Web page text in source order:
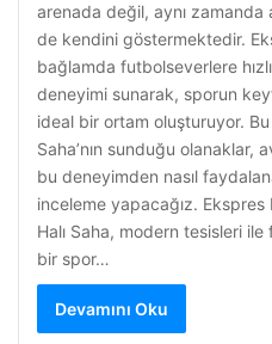
arenada değil, aynı
de kendini göstermektedir.
bağlamda futbolseverlere
deneyimi sunarak, sporun
ideal bir ortam oluşturuyor.
Saha’nın sunduğu olanaklar,
bu deneyimden nasıl
inceleme yapacağız. Ekspres
Halı Saha, modern tesisleri
bir spor…
Devamını Oku